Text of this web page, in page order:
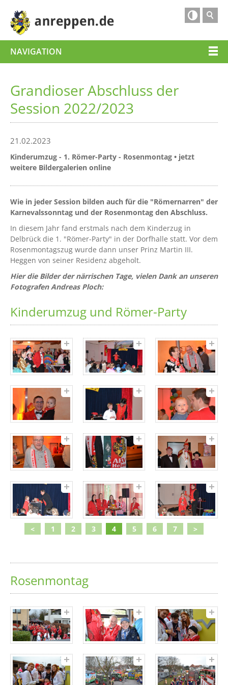

NAVIGATION
Grandioser Abschluss der
Session 2022/2023
21.02.2023
Kinderumzug - 1. Römer-Party - Rosenmontag • jetzt
weitere Bildergalerien online
Wie in jeder Session bilden auch für die "Römernarren" der
Karnevalssonntag und der Rosenmontag den Abschluss.
In diesem Jahr fand erstmals nach dem Kinderzug in
Delbrück die 1. "Römer-Party" in der Dorfhalle statt. Vor dem
Rosenmontagszug wurde dann unser Prinz Martin III.
Heggen von seiner Residenz abgeholt.
Hier die Bilder der närrischen Tage, vielen Dank an unseren
Fotografen Andreas Ploch:
Kinderumzug und Römer-Party
< 1 2 3 4 5 6 7 >
Rosenmontag